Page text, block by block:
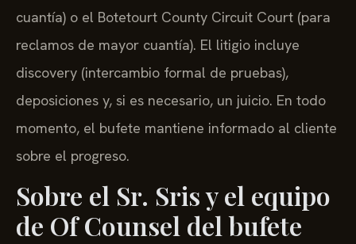
cuantía) o el Botetourt County Circuit Court (para
reclamos de mayor cuantía). El litigio incluye
discovery (intercambio formal de pruebas),
deposiciones y, si es necesario, un juicio. En todo
momento, el bufete mantiene informado al cliente
sobre el progreso.
Sobre el Sr. Sris y el equipo
de Of Counsel del bufete